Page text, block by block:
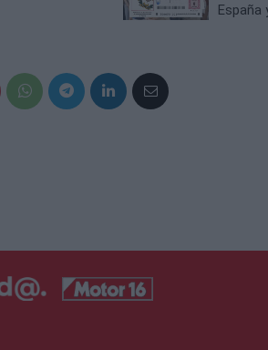
España